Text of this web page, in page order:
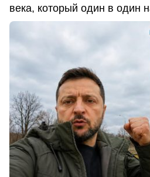
века, который один в один